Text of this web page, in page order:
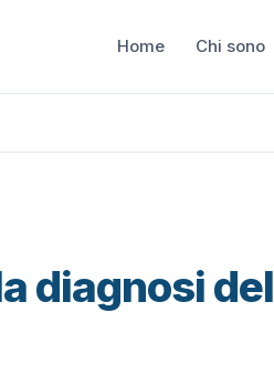
Home Chi sono
diagnosi del